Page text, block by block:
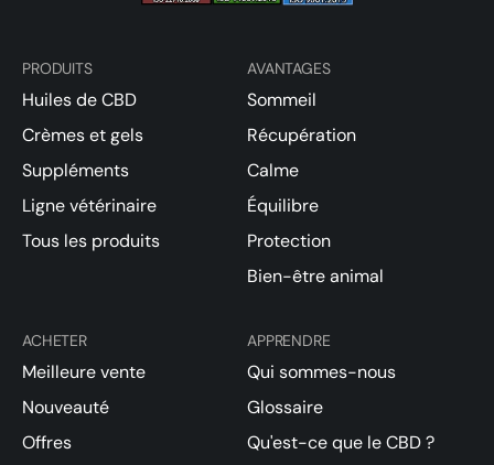
PRODUITS
Huiles de CBD
Crèmes et gels
Suppléments
Ligne vétérinaire
Tous les produits
AVANTAGES
Sommeil
Récupération
Calme
Équilibre
Protection
Bien-être animal
ACHETER
Meilleure vente
Nouveauté
Offres
APPRENDRE
Qui sommes-nous
Glossaire
Qu'est-ce que le CBD ?